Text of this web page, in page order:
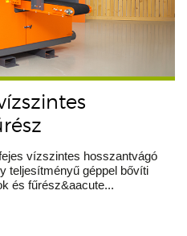
vízszintes hosszantvágó
teljesítményű géppel bővíti
és fűrész&aacute...